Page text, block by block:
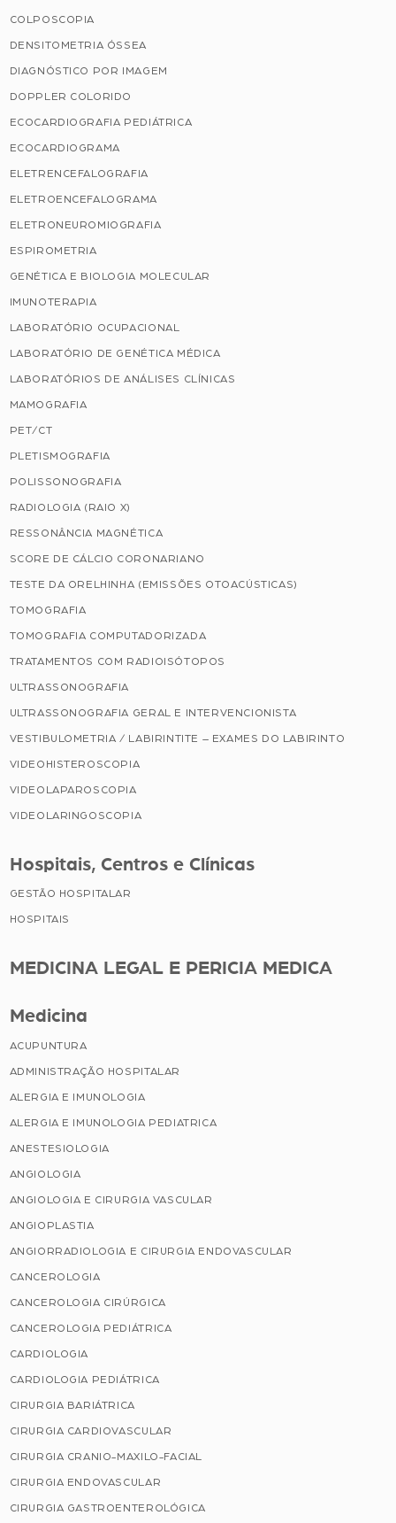
COLPOSCOPIA
DENSITOMETRIA ÓSSEA
DIAGNÓSTICO POR IMAGEM
DOPPLER COLORIDO
ECOCARDIOGRAFIA PEDIÁTRICA
ECOCARDIOGRAMA
ELETRENCEFALOGRAFIA
ELETROENCEFALOGRAMA
ELETRONEUROMIOGRAFIA
ESPIROMETRIA
GENÉTICA E BIOLOGIA MOLECULAR
IMUNOTERAPIA
LABORATÓRIO OCUPACIONAL
LABORATÓRIO DE GENÉTICA MÉDICA
LABORATÓRIOS DE ANÁLISES CLÍNICAS
MAMOGRAFIA
PET/CT
PLETISMOGRAFIA
POLISSONOGRAFIA
RADIOLOGIA (RAIO X)
RESSONÂNCIA MAGNÉTICA
SCORE DE CÁLCIO CORONARIANO
TESTE DA ORELHINHA (EMISSÕES OTOACÚSTICAS)
TOMOGRAFIA
TOMOGRAFIA COMPUTADORIZADA
TRATAMENTOS COM RADIOISÓTOPOS
ULTRASSONOGRAFIA
ULTRASSONOGRAFIA GERAL E INTERVENCIONISTA
VESTIBULOMETRIA / LABIRINTITE – EXAMES DO LABIRINTO
VIDEOHISTEROSCOPIA
VIDEOLAPAROSCOPIA
VIDEOLARINGOSCOPIA
Hospitais, Centros e Clínicas
GESTÃO HOSPITALAR
HOSPITAIS
MEDICINA LEGAL E PERICIA MEDICA
Medicina
ACUPUNTURA
ADMINISTRAÇÃO HOSPITALAR
ALERGIA E IMUNOLOGIA
ALERGIA E IMUNOLOGIA PEDIATRICA
ANESTESIOLOGIA
ANGIOLOGIA
ANGIOLOGIA E CIRURGIA VASCULAR
ANGIOPLASTIA
ANGIORRADIOLOGIA E CIRURGIA ENDOVASCULAR
CANCEROLOGIA
CANCEROLOGIA CIRÚRGICA
CANCEROLOGIA PEDIÁTRICA
CARDIOLOGIA
CARDIOLOGIA PEDIÁTRICA
CIRURGIA BARIÁTRICA
CIRURGIA CARDIOVASCULAR
CIRURGIA CRANIO-MAXILO-FACIAL
CIRURGIA ENDOVASCULAR
CIRURGIA GASTROENTEROLÓGICA